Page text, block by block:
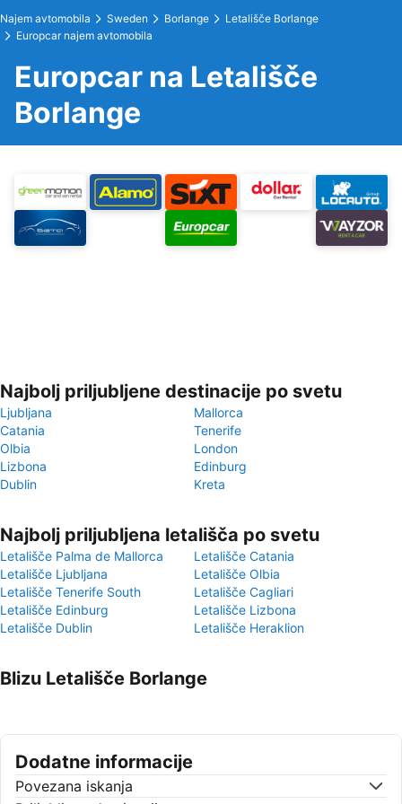
Najem avtomobila Sweden Borlange
Letališče Borlange
Europcar najem avtomobila
Europcar na Letališče
Borlange
Najbolj priljubljene destinacije po svetu
Ljubljana
Mallorca
Catania
Tenerife
Olbia
London
Lizbona
Edinburg
Dublin
Kreta
Najbolj priljubljena letališča po svetu
Letališče Palma de Mallorca
Letališče Catania
Letališče Ljubljana
Letališče Olbia
Letališče Tenerife South
Letališče Cagliari
Letališče Edinburg
Letališče Lizbona
Letališče Dublin
Letališče Heraklion
Blizu Letališče Borlange
Dodatne informacije
Povezana iskanja